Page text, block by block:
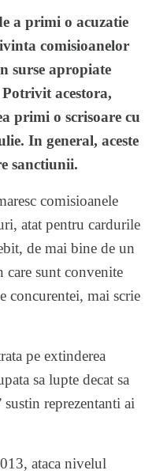
a primi o acuzatie
comisioanelor
surse apropiate
acestora,
primi o scrisoare cu
In general, aceste
sanctiunii.
comisioanele
atat pentru cardurile
de mai bine de un
care sunt convenite
concurentei, mai scrie
pe extinderea
sa lupte decat sa
sustin reprezentanti ai
ataca nivelul